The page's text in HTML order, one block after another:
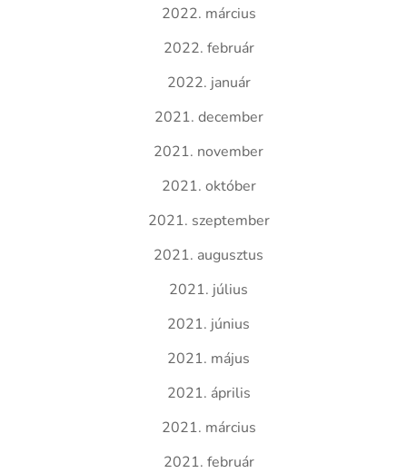
2022. március
2022. február
2022. január
2021. december
2021. november
2021. október
2021. szeptember
2021. augusztus
2021. július
2021. június
2021. május
2021. április
2021. március
2021. február